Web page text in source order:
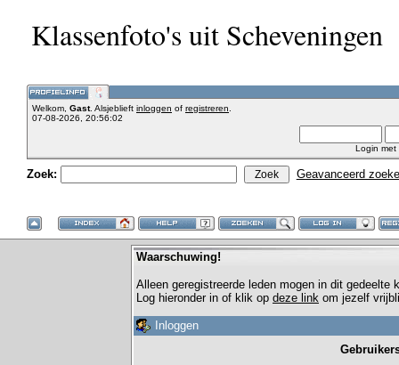
Klassenfoto's uit Scheveningen
Welkom, Gast. Alsjeblieft inloggen of registreren
07-08-2026, 20:56:02
Login met
Zoek: Geavanceerd
Waarschuwing!
Alleen geregistreerde leden mogen in dit gedeelte
Log hieronder in of klik op deze link om jezelf
Inloggen